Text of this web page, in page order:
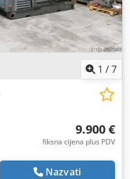
1 /7
9.900 €
fiksna cijena plus PDV
Nazvati